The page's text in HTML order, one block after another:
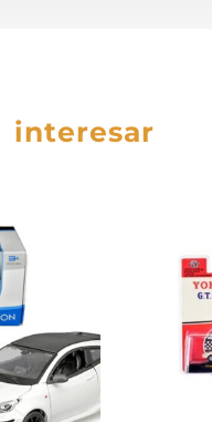
interesar